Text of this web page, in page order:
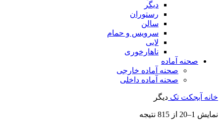
دیگر
رستوران
سالن
سرویس و حمام
لابی
ناهارخوری
صحنه آماده
صحنه آماده خارجی
صحنه آماده داخلی
خانه آبجکت تک دیگر
نمایش 1–20 از 815 نتیجه